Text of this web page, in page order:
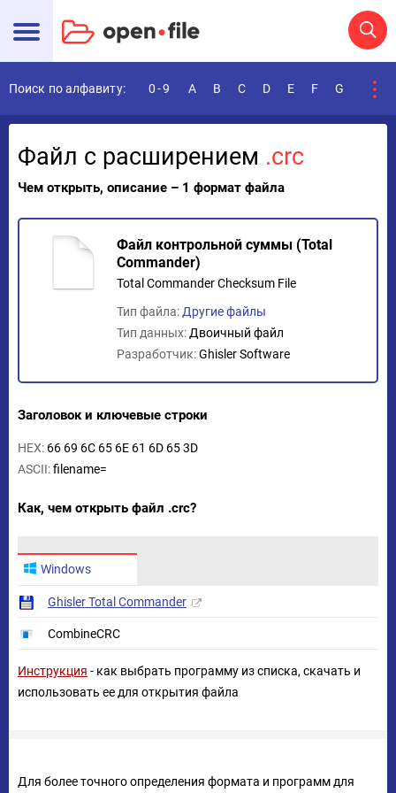
Поиск по алфавиту: 0-9 A B C D E F G
Файл с расширением .crc
Чем открыть, описание – 1 формат файла
Файл контрольной суммы (Total
Commander)
Total Commander Checksum File
Тип файла: Другие файлы
Тип данных: Двоичный файл
Разработчик:Ghisler Software
Заголовок и ключевые строки
HEX: 66 69 6C 65 6E 61 6D 65 3D
ASCII:filename=
Как, чем открыть файл .crc?
Windows
Ghisler Total Commander
CombineCRC
Инструкция - как выбрать программу из списка, скачать и
использовать ее для открытия файла
Для более точного определения формата и программ для